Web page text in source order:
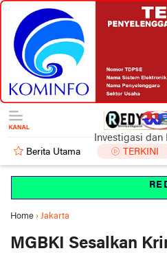
Investigasi dan
Berita Utama TERKINI
Home › Jakarta
MGBKI Sesalkan